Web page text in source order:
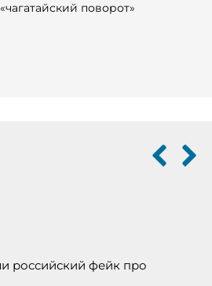
поворот»
российский фейк про